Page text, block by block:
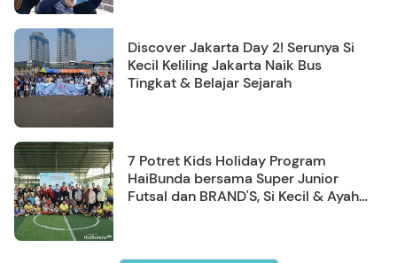
Discover Jakarta Day 2! Serunya Si
Kecil Keliling Jakarta Naik Bus
Tingkat & Belajar Sejarah
7 Potret Kids Holiday Program
HaiBunda bersama Super Junior
Futsal dan BRAND'S, Si Kecil & Ayah